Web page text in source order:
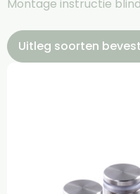
Montage instructie
Uitleg soorten